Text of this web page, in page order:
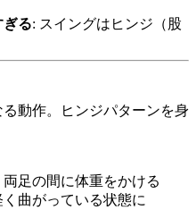
ぎる: スイングはヒンジ（股
動作。ヒンジパターンを身
足の間に体重をかける
曲がっている状態に